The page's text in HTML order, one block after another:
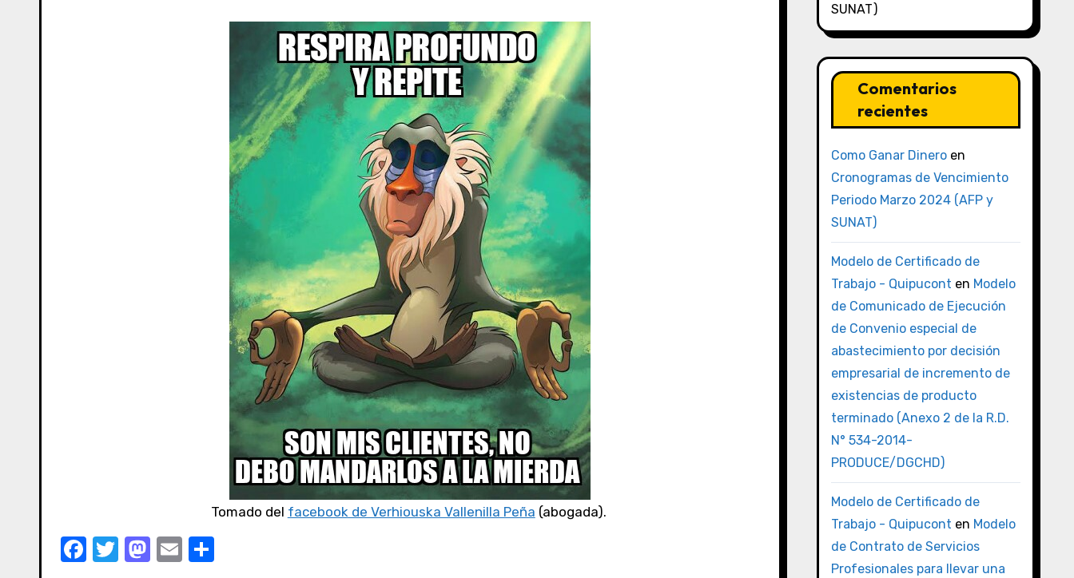
Tomado del facebook de Verhiouska Vallenilla Peña (abogada).
F
T
M E
SUNAT)
Comentarios
recientes
Como Ganar Dineroen
Cronogramas de Vencimiento
Periodo Marzo 2024 (AFP y
SUNAT)
Modelo de Certificado de
Trabajo - Quipucont en Modelo
de Comunicado de Ejecución
de Convenio especial de
abastecimiento por decisión
empresarial de incremento de
existencias de producto
terminado (Anexo 2 de la R.D.
N° 534-2014-
PRODUCE/DGCHD)
Modelo de Certificado de
Trabajo - Quipucont en Modelo
de Contrato de Servicios
Profesionales para llevar una